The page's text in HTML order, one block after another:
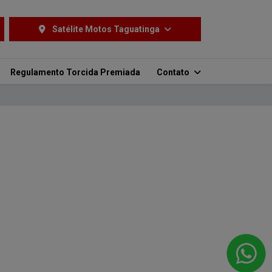
Satélite Motos Taguatinga
Regulamento Torcida Premiada Contato